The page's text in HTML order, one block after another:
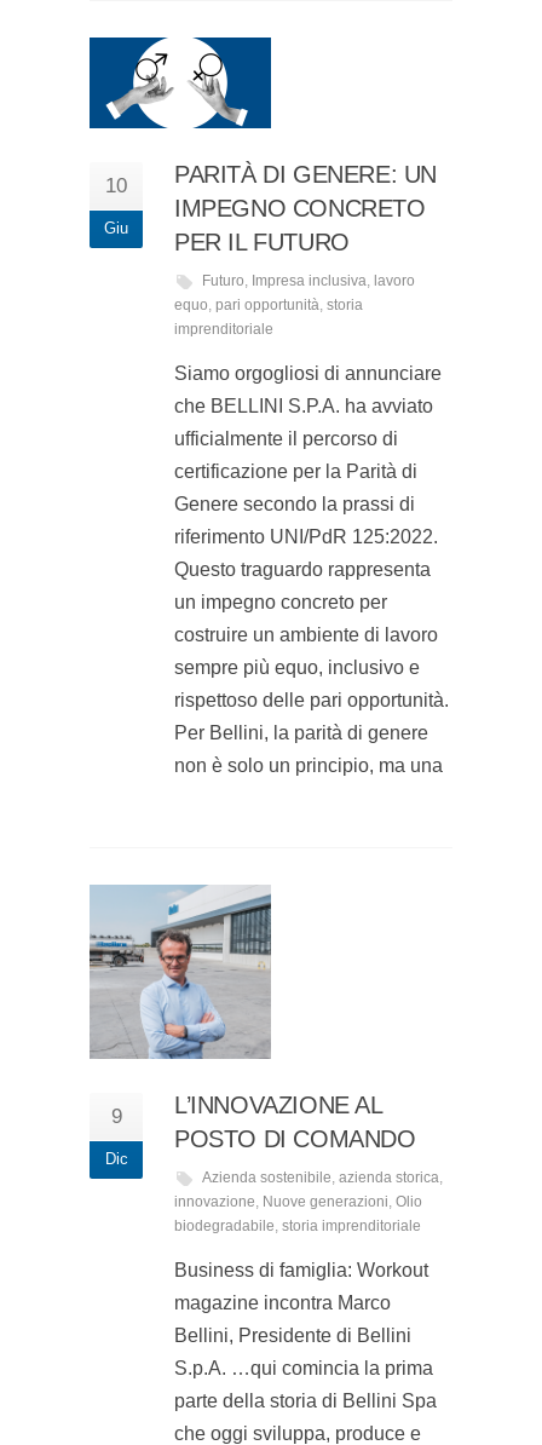
10
Giu
PARITÀ DI GENERE: UN
IMPEGNO CONCRETO
PER IL FUTURO
Futuro, Impresa inclusiva, lavoro
equo, pari opportunità, storia
imprenditoriale
Siamo orgogliosi di annunciare
che BELLINI S.P.A. ha avviato
ufficialmente il percorso di
certificazione per la Parità di
Genere secondo la prassi di
riferimento UNI/PdR 125:2022.
Questo traguardo rappresenta
un impegno concreto per
costruire un ambiente di lavoro
sempre più equo, inclusivo e
rispettoso delle pari opportunità.
Per Bellini, la parità di genere
non è solo un principio, ma una
9
Dic
L’INNOVAZIONE AL
POSTO DI COMANDO
Azienda sostenibile, azienda storica,
innovazione, Nuove generazioni, Olio
biodegradabile, storia imprenditoriale
Business di famiglia: Workout
magazine incontra Marco
Bellini, Presidente di Bellini
S.p.A. …qui comincia la prima
parte della storia di Bellini Spa
che oggi sviluppa, produce e